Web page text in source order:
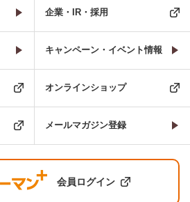
企業・IR・採用
キャンペーン・イベント情報
オンラインショップ
メールマガジン登録
会員ログイン